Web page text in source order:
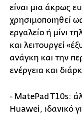
είναι μια άκρως
χρησιμοποιηθεί
εργαλείο ή μίνι
και λειτουργεί
ανάγκη και την
ενέργεια και
- MatePad T10s:
Huawei, ιδανικό